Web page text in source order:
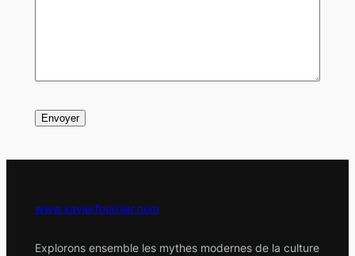
www.xavierfournier.com
Explorons ensemble les mythes modernes de la culture